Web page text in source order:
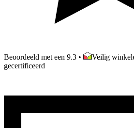
Beoordeeld met een 9.3 •
Veilig
gecertificeerd